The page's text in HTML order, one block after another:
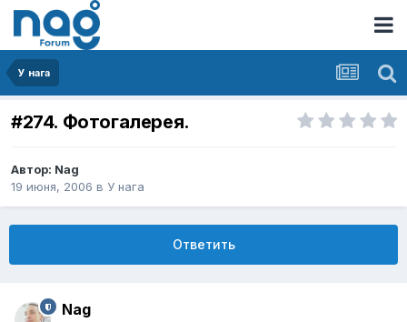
У нага
#274. Фотогалерея.
Автор: Nag
19 июня, 2006 в У нага
Ответить
Nag